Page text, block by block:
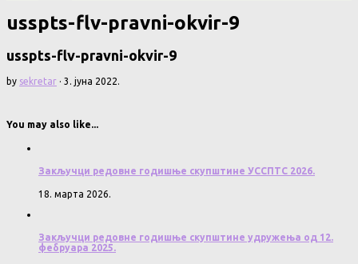
usspts-flv-pravni-okvir-9
usspts-flv-pravni-okvir-9
by sekretar · 3. јуна 2022.
You may also like...
Закључци редовне годишње скупштине УССПТС 2026.
18. марта 2026.
Закључци редовне годишње скупштине удружења од 12.
фебруара 2025.